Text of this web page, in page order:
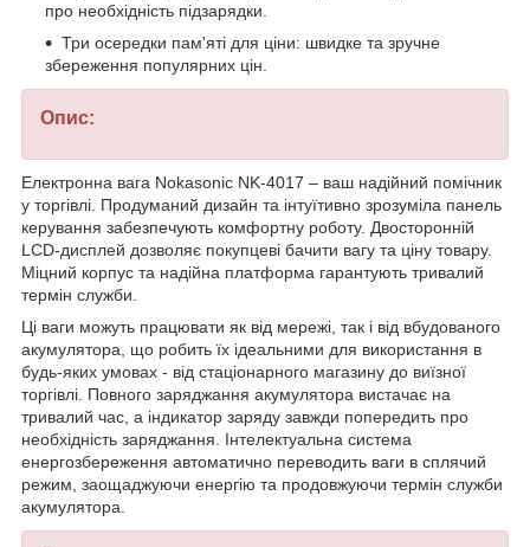
про необхідність підзарядки.
Три осередки пам'яті для ціни: швидке та зручне
збереження популярних цін.
Опис:
Електронна вага Nokasonic NK-4017 – ваш надійний помічник
у торгівлі. Продуманий дизайн та інтуїтивно зрозуміла панель
керування забезпечують комфортну роботу. Двосторонній
LCD-дисплей дозволяє покупцеві бачити вагу та ціну товару.
Міцний корпус та надійна платформа гарантують тривалий
термін служби.
Ці ваги можуть працювати як від мережі, так і від вбудованого
акумулятора, що робить їх ідеальними для використання в
будь-яких умовах - від стаціонарного магазину до виїзної
торгівлі. Повного заряджання акумулятора вистачає на
тривалий час, а індикатор заряду завжди попередить про
необхідність заряджання. Інтелектуальна система
енергозбереження автоматично переводить ваги в сплячий
режим, заощаджуючи енергію та продовжуючи термін служби
акумулятора.